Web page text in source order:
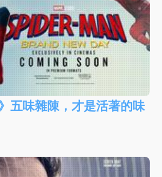
五味雜陳，才是活著的味